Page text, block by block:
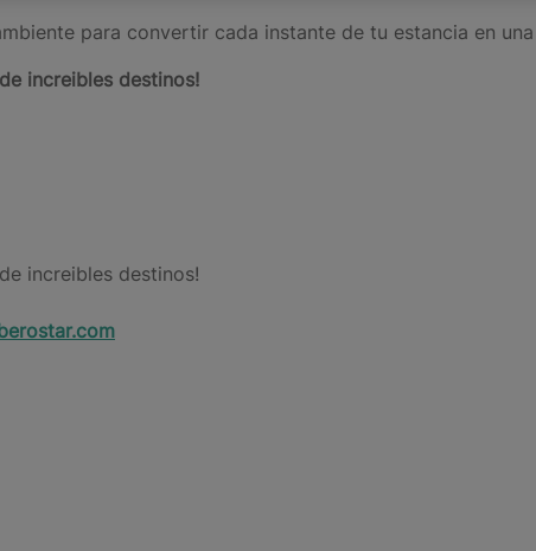
para convertir cada instante de tu estancia en
increibles destinos!
increibles destinos!